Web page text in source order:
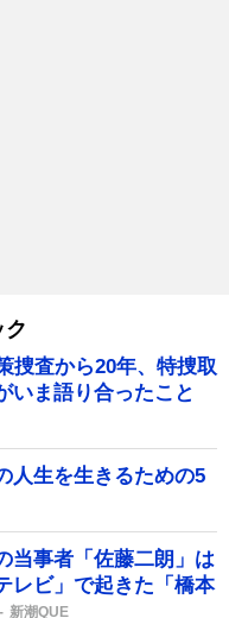
査から20年、特捜取
いま語り合ったこと
人生を生きるための5
当事者「佐藤二朗」は
ビ」で起きた「橋本
新潮QUE